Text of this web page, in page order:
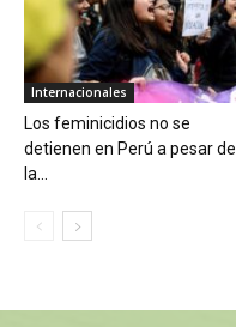
Internacionales
Los feminicidios no se
detienen en Perú a pesar de
la...